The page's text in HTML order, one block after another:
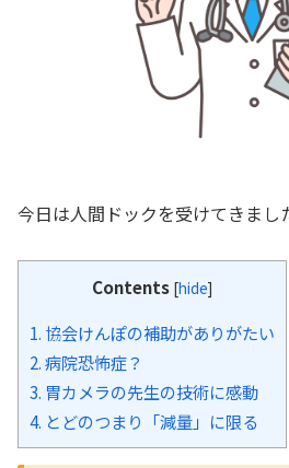
今日は人間ドックを受けてきまし
Contents [hide]
1. 協会けんぽの補助がありがたい
2.病院恐怖症？
3. 胃カメラの先生の技術に感動
4. とどのつまり「減量」に限る